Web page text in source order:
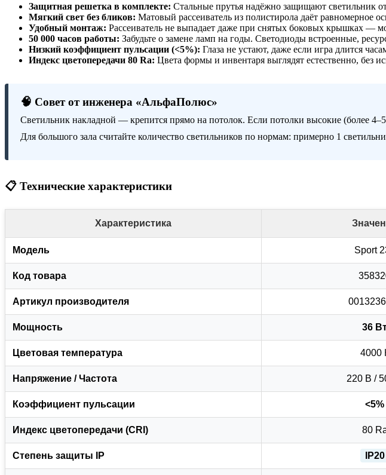
Защитная решетка в комплекте: Стальные прутья надёжно защищают светильник
Мягкий свет без бликов: Матовый рассеиватель из полистирола даёт равномерное
Удобный монтаж: Рассеиватель не выпадает даже при снятых боковых крышках —
50 000 часов работы: Забудьте о замене ламп на годы. Светодиоды встроенные,
Низкий коэффициент пульсации (<5%): Глаза не устают, даже если игра длится
Индекс цветопередачи 80 Ra: Цвета формы и инвентаря выглядят естественно, без
🧠 Совет от инженера «АльфаПолюс»
Светильник накладной — крепится прямо на потолок. Если потолки высокие (более
Для большого зала считайте количество светильников по нормам: примерно 1
📋 Технические характеристики
Характеристика
Модель Sport
Код товара
Артикул производителя
Мощность 36
Цветовая температура 4000
Напряжение / Частота 220 В /
Коэффициент пульсации <5%
Индекс цветопередачи (CRI) 80
Степень защиты IP IP20